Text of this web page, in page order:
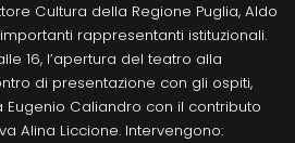
Cultura della Regione Puglia, Aldo
rappresentanti istituzionali.
16, l’apertura del teatro alla
di presentazione con gli ospiti,
Caliandro con il contributo
Alina Liccione. Intervengono: